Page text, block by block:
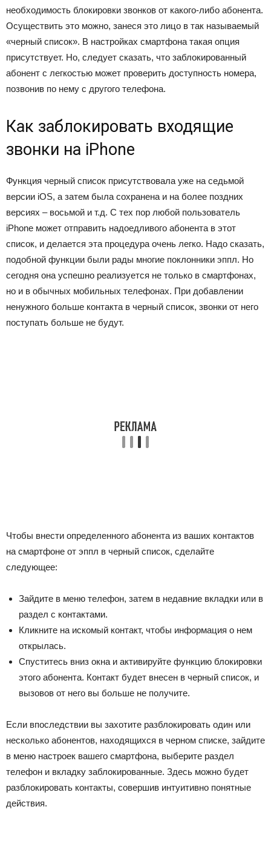
необходимость блокировки звонков от какого-либо абонента.
Осуществить это можно, занеся это лицо в так называемый
«черный список». В настройках смартфона такая опция
присутствует. Но, следует сказать, что заблокированный
абонент с легкостью может проверить доступность номера,
позвонив по нему с другого телефона.
Как заблокировать входящие
звонки на iPhone
Функция черный список присутствовала уже на седьмой
версии iOS, а затем была сохранена и на более поздних
версиях – восьмой и т.д. С тех пор любой пользователь
iPhone может отправить надоедливого абонента в этот
список, и делается эта процедура очень легко. Надо сказать,
подобной функции были рады многие поклонники эппл. Но
сегодня она успешно реализуется не только в смартфонах,
но и в обычных мобильных телефонах. При добавлении
ненужного больше контакта в черный список, звонки от него
поступать больше не будут.
Чтобы внести определенного абонента из ваших контактов
на смартфоне от эппл в черный список, сделайте
следующее:
Зайдите в меню телефон, затем в недавние вкладки или в
раздел с контактами.
Кликните на искомый контакт, чтобы информация о нем
открылась.
Спуститесь вниз окна и активируйте функцию блокировки
этого абонента. Контакт будет внесен в черный список, и
вызовов от него вы больше не получите.
Если впоследствии вы захотите разблокировать один или
несколько абонентов, находящихся в черном списке, зайдите
в меню настроек вашего смартфона, выберите раздел
телефон и вкладку заблокированные. Здесь можно будет
разблокировать контакты, совершив интуитивно понятные
действия.